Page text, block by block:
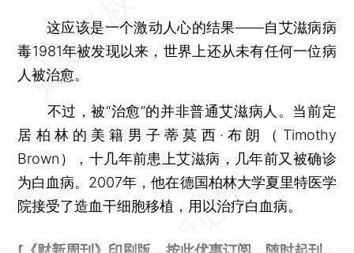
这应该是一个激动人心的结果——自艾滋病病
毒1981年被发现以来，世界上还从未有任何一位病
人被治愈。
不过，被“治愈”的并非普通艾滋病人。当前定
居柏林的美籍男子蒂莫西·布朗（Timothy
Brown），十几年前患上艾滋病，几年前又被确诊
为白血病。2007年，他在德国柏林大学夏里特医学
院接受了造血干细胞移植，用以治疗白血病。